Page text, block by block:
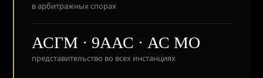
в арбитражных спорах
АСГМ · 9ААС · АС МО
представительство во всех инстанциях